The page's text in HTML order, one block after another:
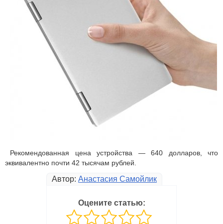
Рекомендованная цена устройства — 640 долларов, что
эквивалентно почти 42 тысячам рублей.
Автор: Анастасия Самойлик
Оцените статью: